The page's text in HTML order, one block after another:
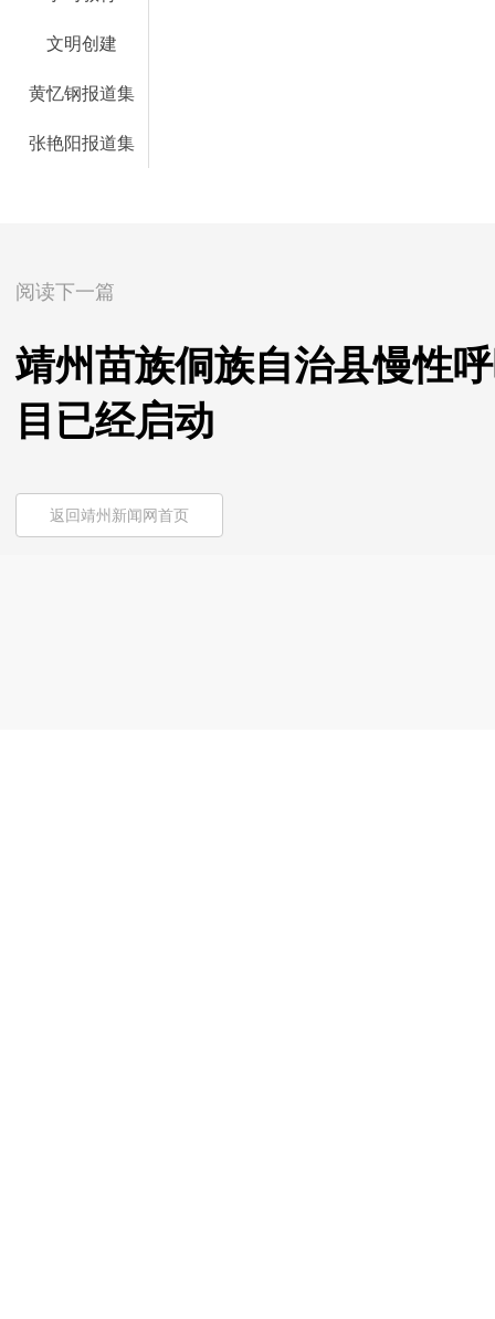
文明创建
黄忆钢报道集
张艳阳报道集
阅读下一篇
靖州苗族侗族自治县慢性
目已经启动
返回靖州新闻网首页